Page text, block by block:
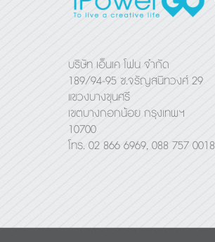
บริษัท เอ็นเค โฟน จำกัด
189/94-95 ซ.จรัญสนิทวงศ์ 29
แขวงบางขุนศรี
เขตบางกอกน้อย กรุงเทพฯ
10700
โทร. 02 866 6969, 088 757 0018